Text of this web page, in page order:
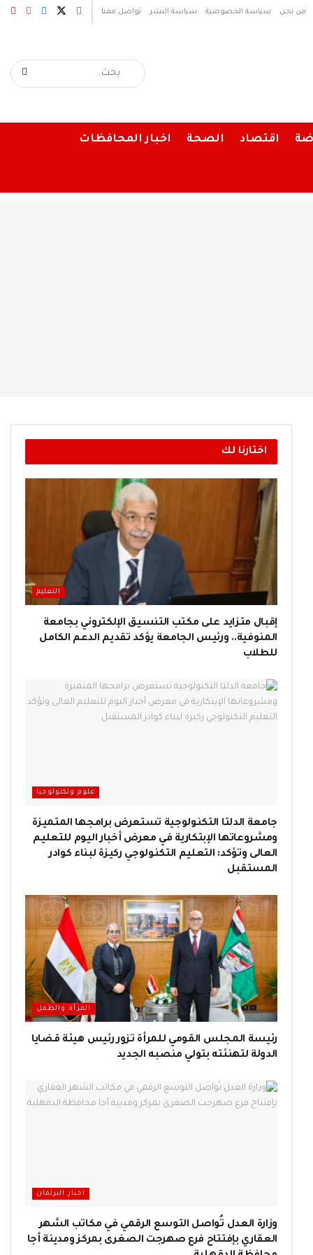
من نحن سياسة الخصوصية سياسة النشر تواصل معنا
اقتصاد الصحة اخبار المحافظات
اختارنا لك
التعليم
إقبال متزايد على مكتب التنسيق الإلكتروني بجامعة
المنوفية.. ورئيس الجامعة يؤكد تقديم الدعم الكامل
للطلاب
علوم وتكنولوجيا
جامعة الدلتا التكنولوجية تستعرض برامجها المتميزة
ومشروعاتها الإبتكارية في معرض أخبار اليوم للتعليم
العالى وتؤكد: التعليم التكنولوجي ركيزة لبناء كوادر
المستقبل
المرأة والطفل
رئيسة المجلس القومي للمرأة تزور رئيس هيئة قضايا
الدولة لتهنئته بتولي منصبه الجديد
اخبار البرلمان
وزارة العدل تُواصل التوسع الرقمي في مكاتب الشهر
العقاري بإفتتاح فرع صهرجت الصغرى بمركز ومدينة أجا